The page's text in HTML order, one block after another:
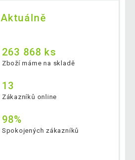
Aktuálně
263 868 ks
Zboží máme na skladě
13
Zákazníků online
98%
Spokojených zákazníků